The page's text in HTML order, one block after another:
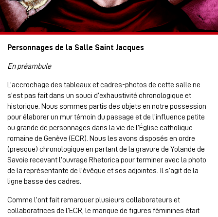
Personnages de la Salle Saint Jacques
En préambule
L’accrochage des tableaux et cadres-photos de cette salle ne
s’est pas fait dans un souci d’exhaustivité chronologique et
historique. Nous sommes partis des objets en notre possession
pour élaborer un mur témoin du passage et de l’influence petite
ou grande de personnages dans la vie de l’Église catholique
romaine de Genève (ECR). Nous les avons disposés en ordre
(presque) chronologique en partant de la gravure de Yolande de
Savoie recevant l’ouvrage Rhetorica pour terminer avec la photo
de la représentante de l’évêque et ses adjointes. Il s’agit de la
ligne basse des cadres.
Comme l’ont fait remarquer plusieurs collaborateurs et
collaboratrices de l’ECR, le manque de figures féminines était